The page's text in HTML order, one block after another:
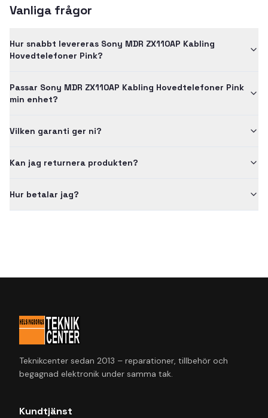
Vanliga frågor
Hur snabbt levereras Sony MDR ZX110AP Kabling
Hovedtelefoner Pink?
Passar Sony MDR ZX110AP Kabling Hovedtelefoner Pink
min enhet?
Vilken garanti ger ni?
Kan jag returnera produkten?
Hur betalar jag?
Teknikcenter sedan 2013 – reparationer, tillbehör och
begagnad elektronik under samma tak.
Kundtjänst